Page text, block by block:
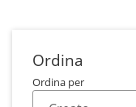
Ordina
Ordina per